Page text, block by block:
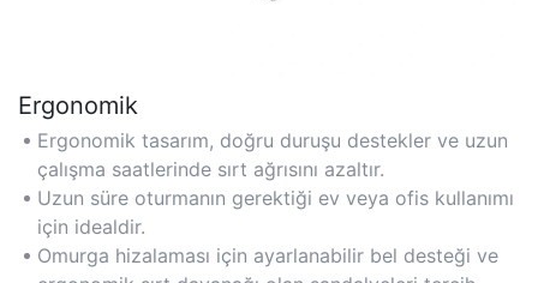
Ergonomik
Ergonomik tasarım, doğru duruşu destekler ve uzun
çalışma saatlerinde sırt ağrısını azaltır.
Uzun süre oturmanın gerektiği ev veya ofis kullanımı
için idealdir.
Omurga hizalaması için ayarlanabilir bel desteği ve